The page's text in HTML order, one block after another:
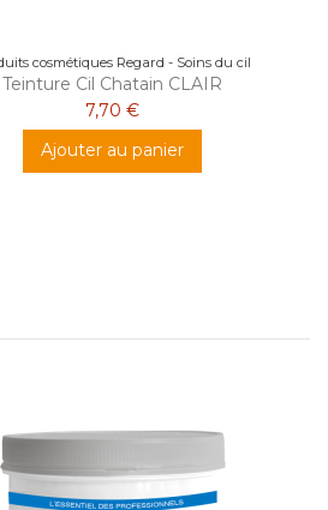
cosmétiques Regard - Soins du cil
Teinture Cil Chatain CLAIR
7,70 €
Ajouter au panier